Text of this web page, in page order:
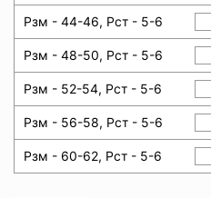
Рзм - 44-46, Рст - 5-6
Рзм - 48-50, Рст - 5-6
Рзм - 52-54, Рст - 5-6
Рзм - 56-58, Рст - 5-6
Рзм - 60-62, Рст - 5-6